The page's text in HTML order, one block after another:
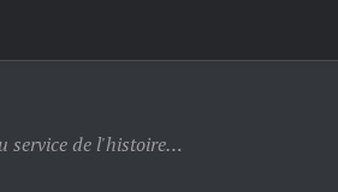
service de l'histoire…